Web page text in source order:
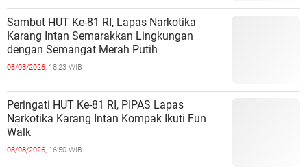
Sambut HUT Ke-81 RI, Lapas Narkotika
Karang Intan Semarakkan Lingkungan
dengan Semangat Merah Putih
08/08/2026, 18:23 WIB
Peringati HUT Ke-81 RI, PIPAS Lapas
Narkotika Karang Intan Kompak Ikuti Fun
Walk
08/08/2026, 16:50 WIB